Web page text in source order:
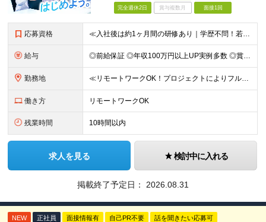
完全週休2日 賞与複数月 面接1回
応募資格 ≪入社後は約1ヶ月間の研修あり｜学歴不問！若手社員が活躍中≫ ■学歴不問 ■開発経験1年以上 ＼こんな方にピッタリです！／ ■私生活も大切にしながら長く働きたい方 ■自分のスキルを正当に給与で評価し
給与 ◎前給保証 ◎年収100万円以上UP実例多数 ◎賞与年2回 -------- ■PG：月給29万5000円以上 ■SE：月給36万円以上 ※スキル・経験などを考慮し、決定します ※試用期間3ヵ月あり、
勤務地 ≪リモートワークOK！プロジェクトによりフルリモートも≫ ■本社または東京・神奈川・千葉・埼玉の各プロジェクト先での勤務となります 【本社】東京都豊島区南池袋2-30-12 BITビル7階 ┗東京メ
働き方 リモートワークOK
残業時間 10時間以内
求人を見る 検討中に入れる
掲載終了予定日： 2026.08.31
NEW 正社員 面接情報有 自己PR不要 話を聞きたい応募可